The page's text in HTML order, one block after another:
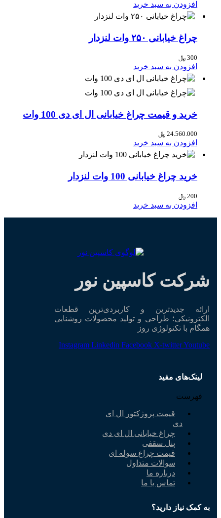
افزودن به سبد خرید
چراغ خیابانی ۲۵۰ وات لنزدار
300 ﷼
افزودن به سبد خرید
خرید و قیمت چراغ خیابانی ال ای دی 100 وات
24.560.000 ﷼
افزودن به سبد خرید
خرید چراغ خیابانی 100 وات لنزدار
200 ﷼
افزودن به سبد خرید
شرکت کاسپین نور
ارائه جدیدترین و کاربردی‌ترین قطعات
الکترونیکی؛ طراحی و تولید محصولات روشنایی
همگام با تکنولوژی روز
Instagram Linkedin Facebook X-twitterYoutube
لینک‌های مفید
فهرست
قیمت پروژکتور ال ای
دی
چراغ خیابانی ال ای دی
پنل سقفی
قیمت چراغ سوله ای
سوالات متداول
درباره ما
تماس با ما
به کمک نیاز دارید؟